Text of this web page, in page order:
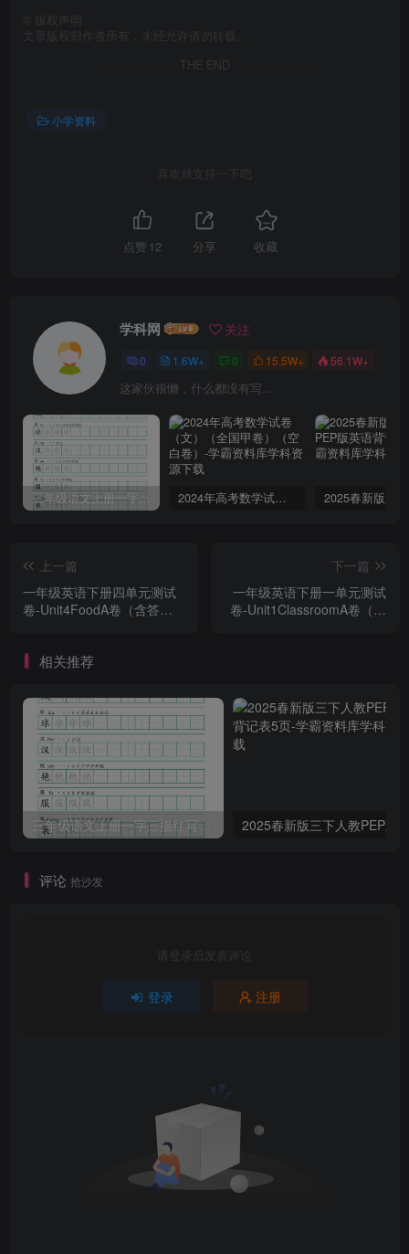
版权声明
文章版权归作者所有，未经允许请勿转载。
THE END
小学资料
喜欢就支持一下吧
点赞 12 分享 收藏
学科网 关注
0 1.6W+ 0 15.5W+ 56.1W+
这家伙很懒，什么都没有写...
三年级语文上册一字三描红写字表字帖 2024年高考数学试卷（文）（全国甲卷）（空白卷）
上一篇
一年级英语下册四单元测试
卷-Unit4FoodA卷（含答
下一篇
一年级英语下册一单元测试
卷-Unit1ClassroomA卷（含
相关推荐
三年级语文上册一字三描红写字表字帖
评论 抢沙发
请登录后发表评论
登录 注册